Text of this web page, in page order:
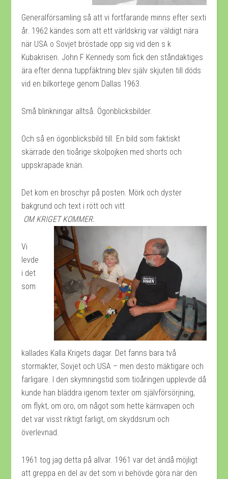
Generalförsamling så att vi fortfarande minns efter sexti
år. 1962 kändes som att ett världskrig var väldigt nära
när USA o Sovjet bröstade opp sig vid den s k
Kubakrisen. John F Kennedy som fick den ståndaktiges
ära efter denna tuppfäktning blev själv skjuten till döds
vid en bilkortege genom Dallas 1963.
Små blinkningar alltså. Ögonblicksbilder.
Och så en ögonblicksbild till. En bild som faktiskt
skärrade den tioårige skolpojken med shorts och
uppskrapade knän.
Det kom en broschyr på posten. Mörk och dyster
bakgrund och text i rött och vitt
OM KRIGET KOMMER.
Vi
levde
i det
som
kallades Kalla Krigets dagar. Det fanns bara två
stormakter, Sovjet och USA – men desto mäktigare och
farligare. I den skymningstid som tioåringen upplevde då
kunde han bläddra igenom texter om självförsörjning,
om flykt, om oro, om något som hette kärnvapen och
det var visst riktigt farligt, om skyddsrum och
överlevnad.
1961 tog jag detta på allvar. 1961 var det ändå möjligt
att greppa en del av det som vi behövde göra när den